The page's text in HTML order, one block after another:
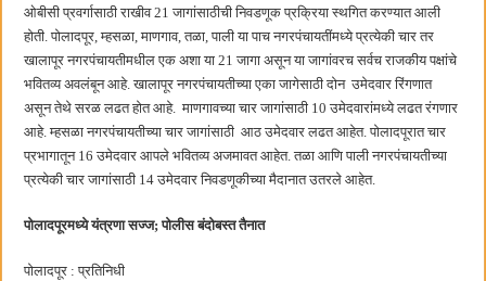
ओबीसी प्रवर्गासाठी राखीव 21 जागांसाठीची निवडणूक प्रक्रिया स्थगित करण्यात आली
होती. पोलादपूर, म्हसळा, माणगाव, तळा, पाली या पाच नगरपंचायतींमध्ये प्रत्येकी चार तर
खालापूर नगरपंचायतीमधील एक अशा या 21 जागा असून या जागांवरच सर्वच राजकीय पक्षांचे
भवितव्य अवलंबून आहे. खालापूर नगरपंचायतीच्या एका जागेसाठी दोन उमेदवार रिंगणात
असून तेथे सरळ लढत होत आहे. माणगावच्या चार जागांसाठी 10 उमेदवारांमध्ये लढत रंगणार
आहे. म्हसळा नगरपंचायतीच्या चार जागांसाठी आठ उमेदवार लढत आहेत. पोलादपूरात चार
प्रभागातून 16 उमेदवार आपले भवितव्य अजमावत आहेत. तळा आणि पाली नगरपंचायतीच्या
प्रत्येकी चार जागांसाठी 14 उमेदवार निवडणूकीच्या मैदानात उतरले आहेत.
पोलादपूरमध्ये यंत्रणा सज्ज; पोलीस बंदोबस्त तैनात
पोलादपूर : प्रतिनिधी